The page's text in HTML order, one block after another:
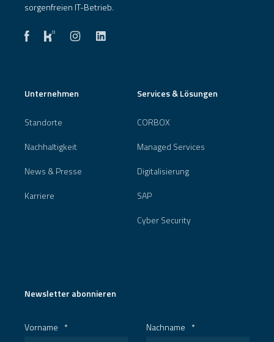
sorgenfreien IT-Betrieb.
Unternehmen
Standorte
Nachhaltigkeit
News & Presse
Karriere
Services & Lösungen
CORBOX
Managed Services
Digitalisierung
SAP
Cyber Security
Newsletter abonnieren
Vorname * Nachname *